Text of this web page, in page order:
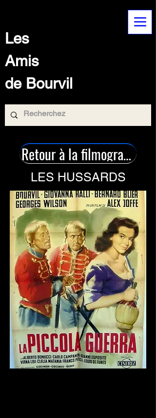
Les
Amis
de Bourvil
Retour à la filmographie
LES HUSSARDS